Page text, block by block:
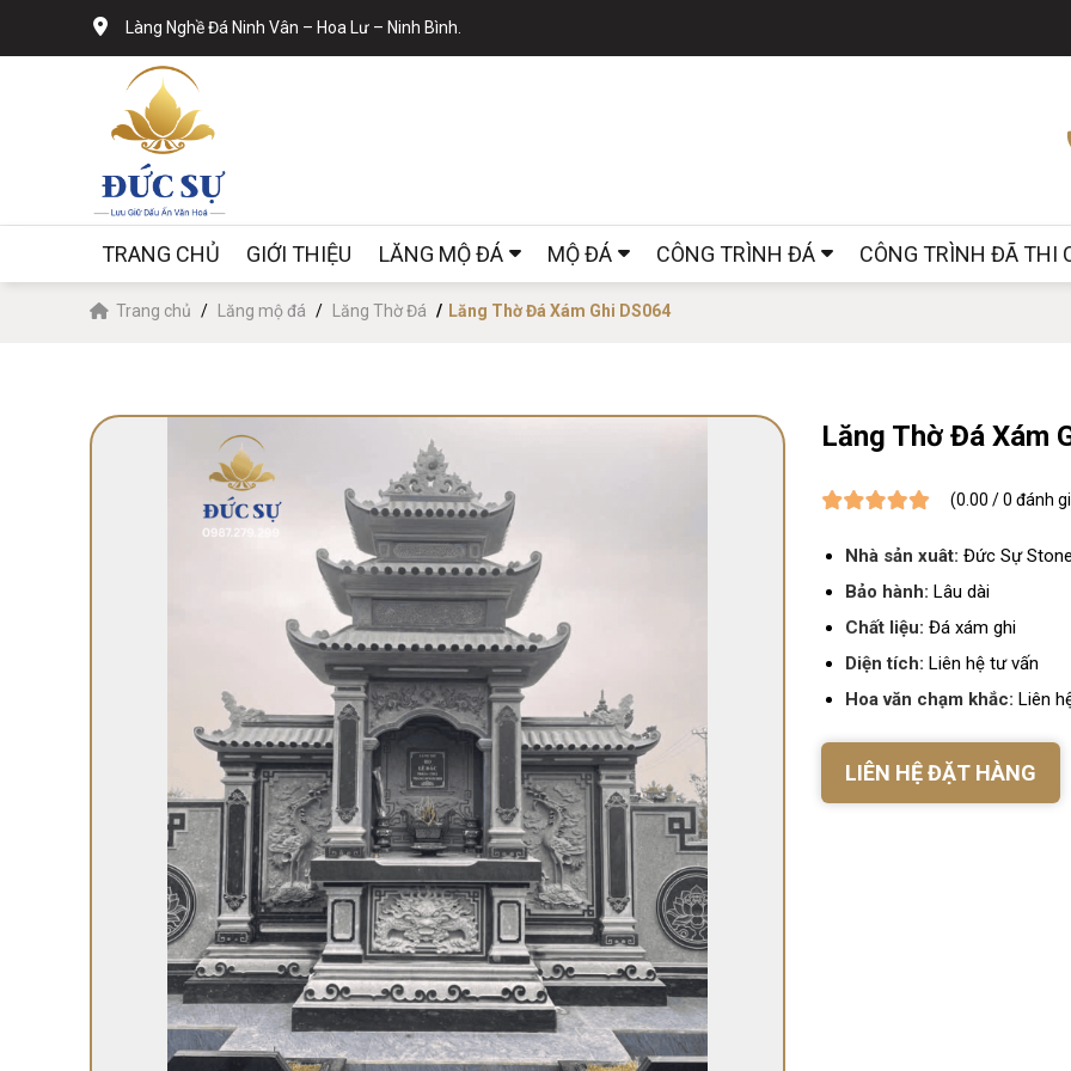
Làng Nghề Đá Ninh Vân – Hoa Lư – Ninh Bình.
TRANG CHỦ GIỚI THIỆU LĂNG MỘ ĐÁ MỘ ĐÁ CÔNG TRÌNH ĐÁ CÔNG TRÌNH ĐÃ THI
Trang chủ Lăng mộ đá Lăng Thờ Đá Lăng Thờ Đá Xám Ghi DS064
Lăng Thờ Đá Xám
(0.00 / 0 đánh
Nhà sản xuât: Đức Sự Stone
Bảo hành: Lâu dài
Chất liệu: Đá xám ghi
Diện tích: Liên hệ tư vấn
Hoa văn chạm khắc: Liên
LIÊN HỆ ĐẶT HÀNG